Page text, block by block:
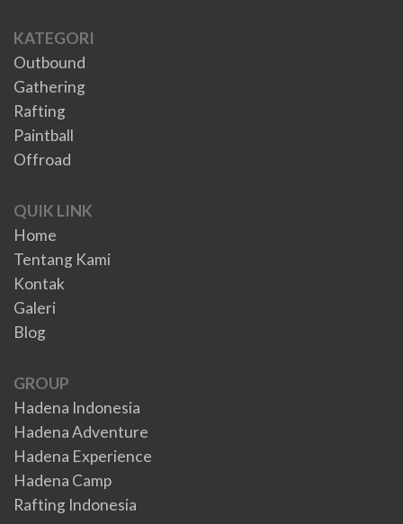
KATEGORI
Outbound
Gathering
Rafting
Paintball
Offroad
QUIK LINK
Home
Tentang Kami
Kontak
Galeri
Blog
GROUP
Hadena Indonesia
Hadena Adventure
Hadena Experience
Hadena Camp
Rafting Indonesia